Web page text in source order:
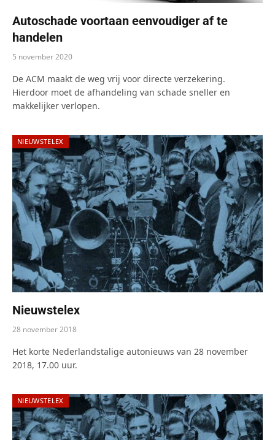
Autoschade voortaan eenvoudiger af te
handelen
5 november 2020
De ACM maakt de weg vrij voor directe verzekering.
Hierdoor moet de afhandeling van schade sneller en
makkelijker verlopen.
NIEUWSTELEX
Nieuwstelex
28 november 2018
Het korte Nederlandstalige autonieuws van 28 november
2018, 17.00 uur.
NIEUWSTELEX